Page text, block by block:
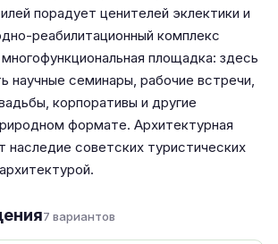
порадует ценителей эклектики и
реабилитационный комплекс
площадка: здесь
научные семинары, рабочие встречи,
корпоративы и другие
формате. Архитектурная
наследие советских туристических
7 вариантов